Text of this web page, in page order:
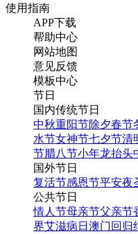
使用指南
APP下载
帮助中心
网站地图
意见反馈
模板中心
节日
国内传统节日
中秋重阳节除夕春节
水节女神节七夕节清
节腊八节小年龙抬头
国外节日
复活节感恩节平安夜
公共节日
情人节母亲节父亲节
界艾滋病日 澳门回归